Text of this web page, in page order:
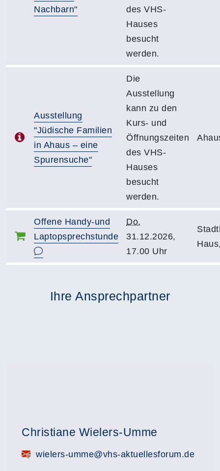
Nachbarn"
des VHS-
Hauses
besucht
werden.
Ausstellung
"Jüdische Familien
in Ahaus – eine
Spurensuche"
Die
Ausstellung
kann zu den
Kurs- und
Öffnungszeiten
des VHS-
Hauses
besucht
werden.
Offene Handy-und
Laptopsprechstunde
Do.
31.12.2026,
17.00 Uhr
Ihre Ansprechpartner
Christiane Wielers-Umme
E-Mail:wielers-umme@vhs-aktuellesforum.de